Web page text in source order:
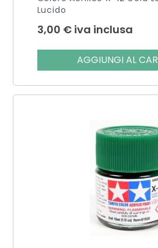
Lucido
3,00 € iva inclusa
AGGIUNGI AL